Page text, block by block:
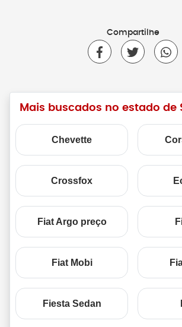
Compartilhe
Mais buscados no estado de
Chevette
Crossfox
Fiat Argo preço
Fiat Mobi
Fiesta Sedan